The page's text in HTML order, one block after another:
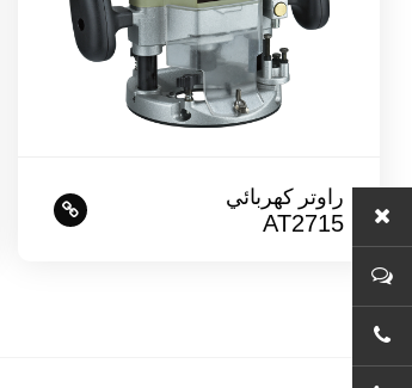
راوتر كهربائي
AT2715